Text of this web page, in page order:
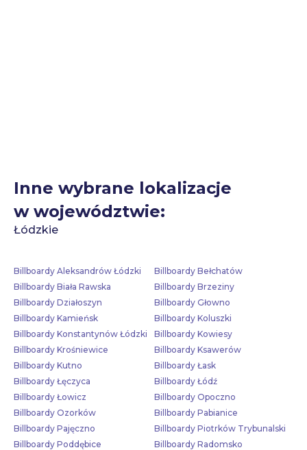
Inne wybrane lokalizacje
w województwie:
Łódzkie
Billboardy Aleksandrów Łódzki
Billboardy Bełchatów
Billboardy Biała Rawska
Billboardy Brzeziny
Billboardy Działoszyn
Billboardy Głowno
Billboardy Kamieńsk
Billboardy Koluszki
Billboardy Konstantynów Łódzki
Billboardy Kowiesy
Billboardy Krośniewice
Billboardy Ksawerów
Billboardy Kutno
Billboardy Łask
Billboardy Łęczyca
Billboardy Łódź
Billboardy Łowicz
Billboardy Opoczno
Billboardy Ozorków
Billboardy Pabianice
Billboardy Pajęczno
Billboardy Piotrków Trybunalski
Billboardy Poddębice
Billboardy Radomsko